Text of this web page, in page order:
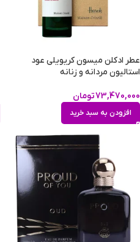
عطر ادکلن میسون کریویلی عود
استالیون مردانه و زنانه
73,470,000تومان
افزودن به سبد خرید